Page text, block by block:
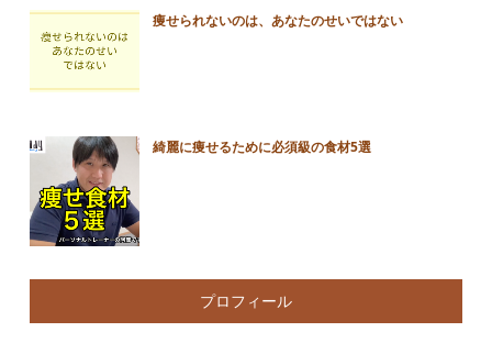
痩せられないのは、あなたのせいではない
綺麗に痩せるために必須級の食材5選
プロフィール